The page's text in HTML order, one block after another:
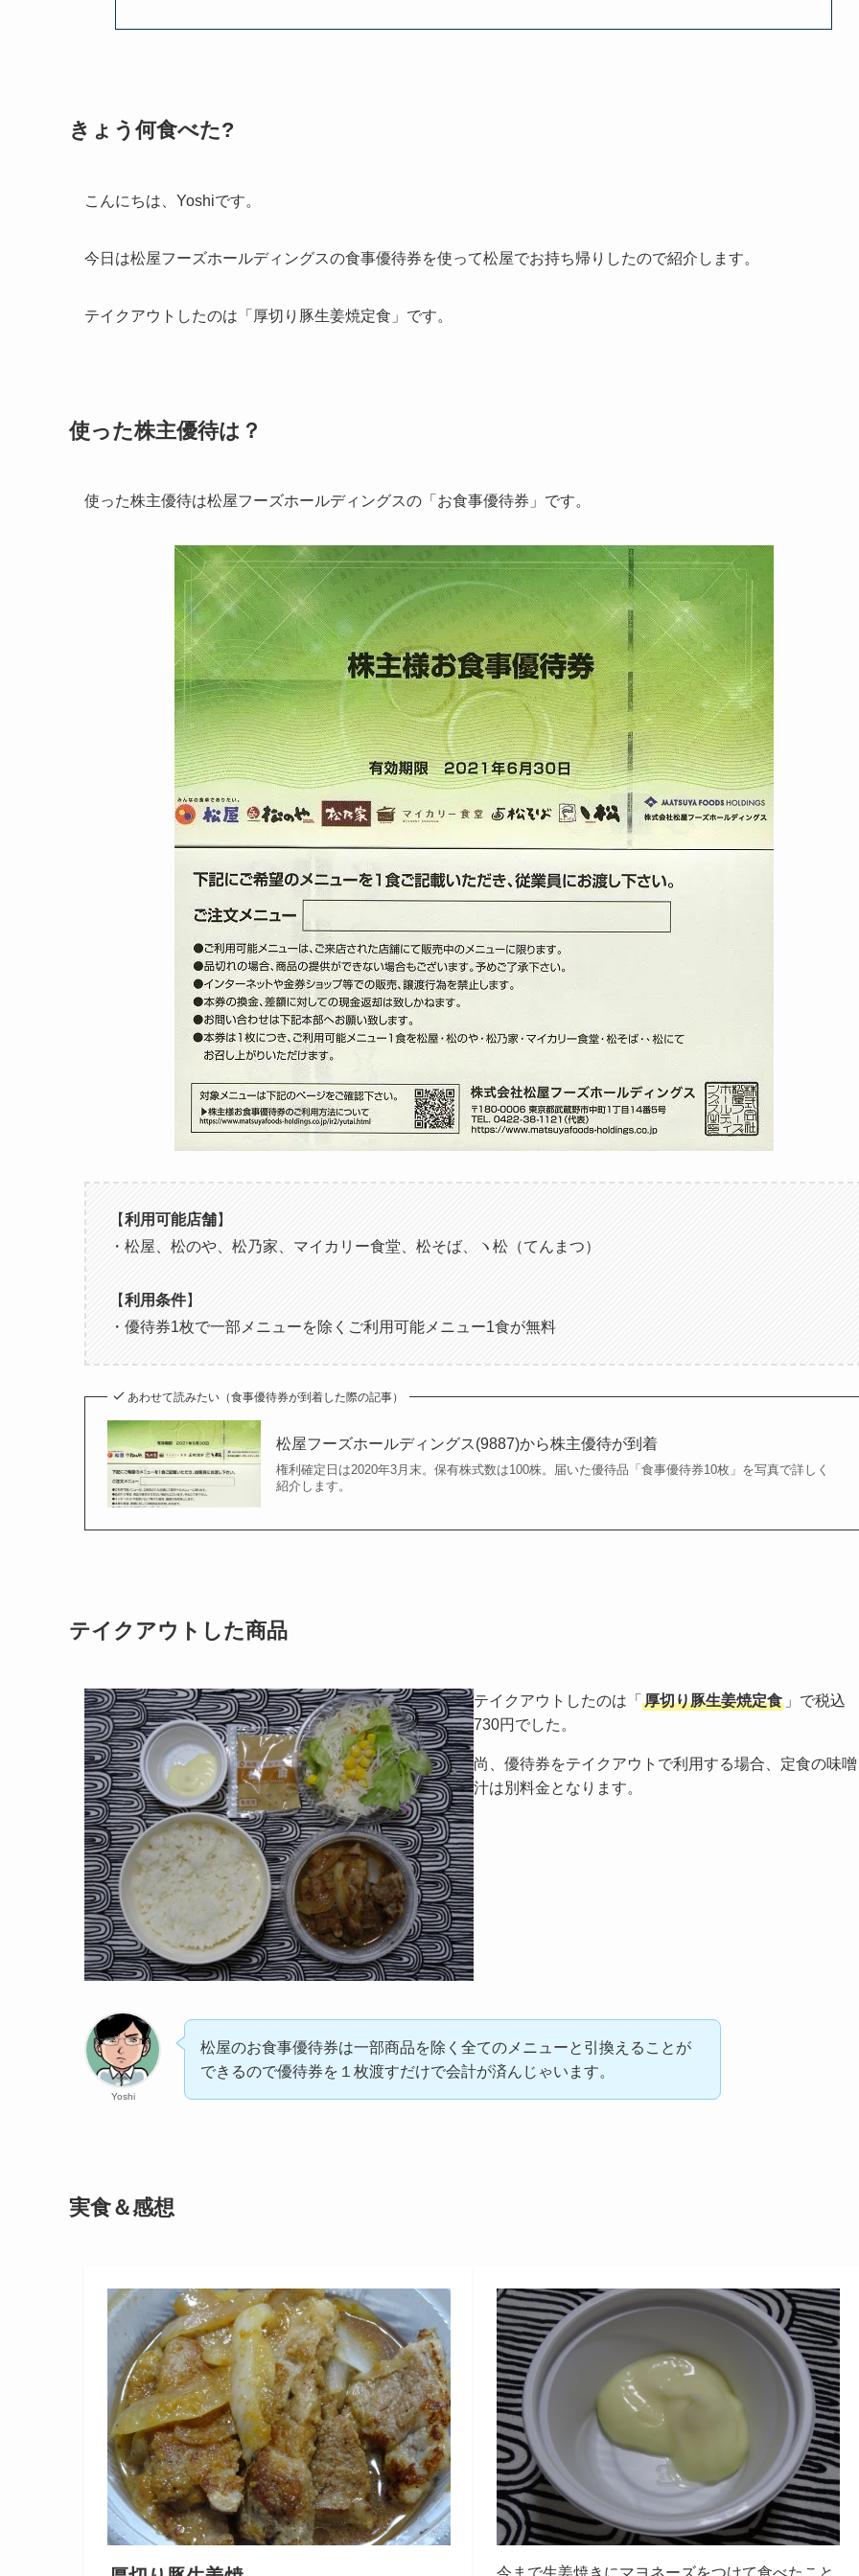
きょう何食べた?
こんにちは、Yoshiです。
今日は松屋フーズホールディングスの食事優待券を使って松屋でお持ち帰りしたので紹介します。
テイクアウトしたのは「厚切り豚生姜焼定食」です。
使った株主優待は？
使った株主優待は松屋フーズホールディングスの「お食事優待券」です。
【利用可能店舗】
・松屋、松のや、松乃家、マイカリー食堂、松そば、ヽ松（てんまつ）
【利用条件】
・優待券1枚で一部メニューを除くご利用可能メニュー1食が無料
あわせて読みたい（食事優待券が到着した際の記事）
松屋フーズホールディングス(9887)から株主優待が到着
権利確定日は2020年3月末。保有株式数は100株。届いた優待品「食事優待券10枚」を写真で詳しく
紹介します。
テイクアウトした商品
テイクアウトしたのは「 厚切り豚生姜焼定食 」で税込
730円でした。
尚、優待券をテイクアウトで利用する場合、定食の味噌
汁は別料金となります。
Yoshi
松屋のお食事優待券は一部商品を除く全てのメニューと引換えることが
できるので優待券を１枚渡すだけで会計が済んじゃいます。
実食＆感想